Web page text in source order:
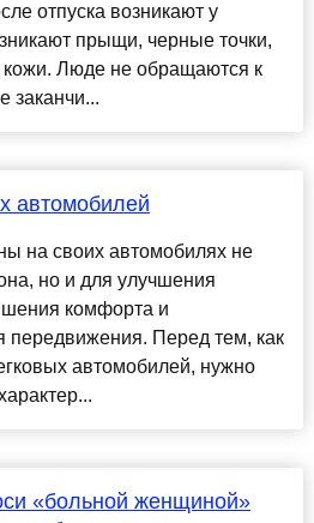
отпуска возникают у
прыщи, черные точки,
кожи. Люде не обращаются к
заканчи...
автомобилей
на своих автомобилях не
но и для улучшения
комфорта и
передвижения. Перед тем, как
автомобилей, нужно
«больной женщиной»